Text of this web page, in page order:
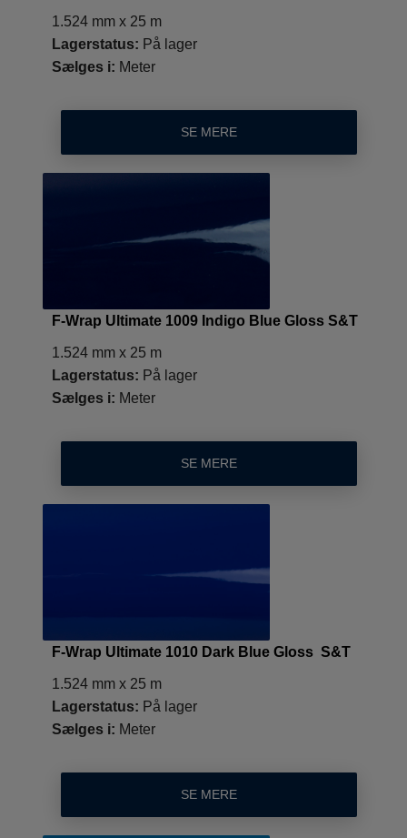
1.524 mm x 25 m
Lagerstatus: På lager
Sælges i: Meter
SE MERE
F-Wrap Ultimate 1009 Indigo Blue Gloss S&T
1.524 mm x 25 m
Lagerstatus: På lager
Sælges i: Meter
SE MERE
F-Wrap Ultimate 1010 Dark Blue Gloss S&T
1.524 mm x 25 m
Lagerstatus: På lager
Sælges i: Meter
SE MERE